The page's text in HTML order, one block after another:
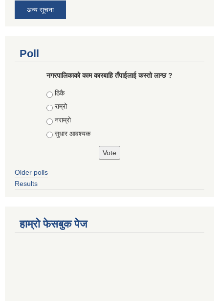
अन्य सूचना
Poll
नगरपालिकाको काम कारबाहि तँपाईलाई कस्तो लाग्छ ?
Choices
ठिकै
राम्रो
नराम्रो
सुधार आवश्यक
Older polls
Results
हाम्रो फेसबुक पेज